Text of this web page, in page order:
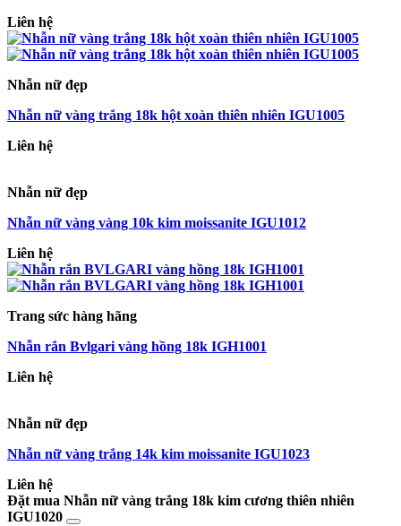
Liên hệ
Nhẫn nữ đẹp
Nhẫn nữ vàng trắng 18k hột xoàn thiên nhiên IGU1005
Liên hệ
Nhẫn nữ đẹp
Nhẫn nữ vàng vàng 10k kim moissanite IGU1012
Liên hệ
Trang sức hàng hãng
Nhẫn rắn Bvlgari vàng hồng 18k IGH1001
Liên hệ
Nhẫn nữ đẹp
Nhẫn nữ vàng trắng 14k kim moissanite IGU1023
Liên hệ
Đặt mua Nhẫn nữ vàng trắng 18k kim cương thiên nhiên
IGU1020